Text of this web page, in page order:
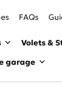
FAQs
Volets &
garage